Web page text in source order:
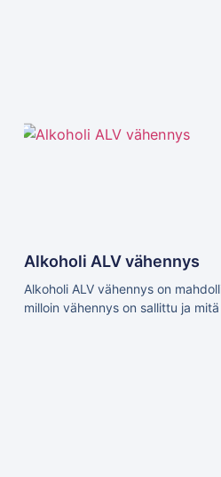
Alkoholi ALV vähennys
Alkoholi ALV vähennys on
milloin vähennys on sallittu ja